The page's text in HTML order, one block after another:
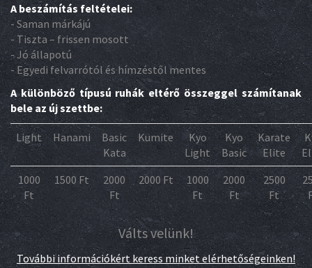
A beszámítás feltételei:
- Saman márkájú
- Tiszta – frissen mosott
- Jó állapotú
- Egyedi felvarrótól és hímzéstől mentes
A különböző típusú ruhák eltérő összeggel számítanak
bele az új szettbe:
Light Hanami
Basic
Kata
Kumite
Kyo
Light
Kyo
Basic
Karate
Elite
1000
Ft
1500 Ft
2000
Ft
2000 Ft
1000
Ft
2000
Ft
2500
Ft
Válts velünk!
További információkért keress minket elérhetőségeinken!